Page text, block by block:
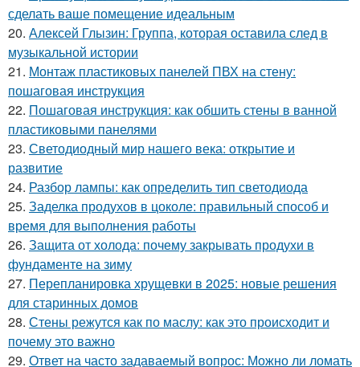
сделать ваше помещение идеальным
20. Алексей Глызин: Группа, которая оставила след в
музыкальной истории
21. Монтаж пластиковых панелей ПВХ на стену:
пошаговая инструкция
22. Пошаговая инструкция: как обшить стены в ванной
пластиковыми панелями
23. Светодиодный мир нашего века: открытие и
развитие
24. Разбор лампы: как определить тип светодиода
25. Заделка продухов в цоколе: правильный способ и
время для выполнения работы
26. Защита от холода: почему закрывать продухи в
фундаменте на зиму
27. Перепланировка хрущевки в 2025: новые решения
для старинных домов
28. Стены режутся как по маслу: как это происходит и
почему это важно
29. Ответ на часто задаваемый вопрос: Можно ли ломать